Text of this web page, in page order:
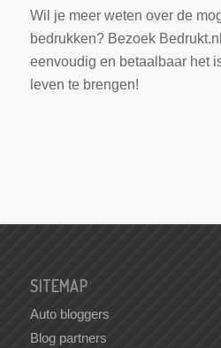
Wil je meer weten over de
bedrukken? Bezoek
eenvoudig en betaalbaar het
leven te brengen!
SITEMAP
Auto bloggers
Blog partners